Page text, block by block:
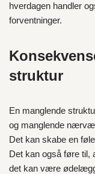
hverdagen handler
forventninger.
struktur
En manglende
og manglende
Det kan skabe en
Det kan også føre til,
det kan være